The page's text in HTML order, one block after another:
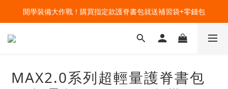
🔥今夏最夯 Pokémon 寶可夢書包現貨熱賣中！開心迎接新學期！
🔥今夏最夯 Pokémon 寶可夢書包現貨熱賣中！開心迎接新學期！
MAX2.0系列超輕量護脊書包